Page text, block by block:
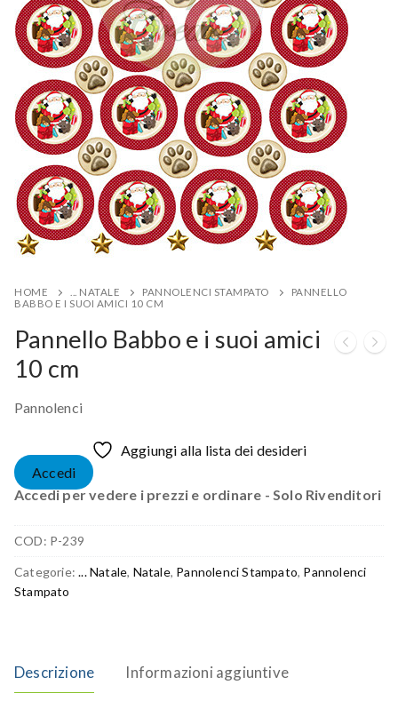
HOME ... NATALE PANNOLENCI STAMPATO
PANNELLO
BABBO E I SUOI AMICI 10 CM
Pannello Babbo e i suoi amici
10 cm
Pannolenci
Aggiungi alla lista dei desideri
Accedi
Accedi per vedere i prezzi e ordinare - Solo Rivenditori
COD: P-239
Categorie:... Natale, Natale, Pannolenci Stampato, Pannolenci
Stampato
Descrizione Informazioni aggiuntive